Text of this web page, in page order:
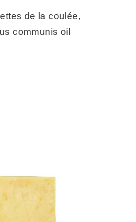
de la coulée,
communis oil